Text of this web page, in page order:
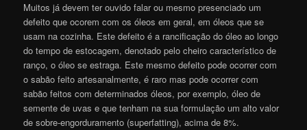
Muitos já devem ter ouvido falar ou mesmo presenciado um
defeito que ocorem com os óleos em geral, em óleos que se
usam na cozinha. Este defeito é a rancificação do óleo ao longo
do tempo de estocagem, denotado pelo cheiro característico de
ranço, o óleo se estraga. Este mesmo defeito pode ocorrer com
o sabão feito artesanalmente, é raro mas pode ocorrer com
sabão feitos com determinados óleos, por exemplo, óleo de
semente de uvas e que tenham na sua formulação um alto valor
de sobre-engorduramento (superfatting), acima de 8%.